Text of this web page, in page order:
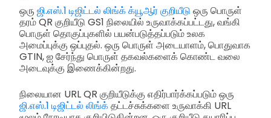
ஒரு ஜி.எஸ்.1 டிஜிட்டல் லிங்க் க்யூஆர் குறியீடு ஒரு பொருள்
தரம் QR குறியீடு GS1 நிலையில் உருவாக்கப்பட்டது, வங்கி
பொருள் தொகுப்புகளில் பயன்படுத்தப்படும் உலக
அமைப்புக்கு ஒப்புதல். ஒரு பொருள் அடையாளம், பொதுவாக
GTIN, ஐ சேர்ந்து பொருள் தகவல்களைக் கொண்ட வலை
அடைவுக்கு இணைக்கின்றது.
நிலையான URL QR குறியீடுக்கு எதிர்பார்க்கப்படும் ஒரு
ஜி.எஸ்.1 டிஜிட்டல் லிங்க்தட்டச்சுக்களை உருவாக்கி URL